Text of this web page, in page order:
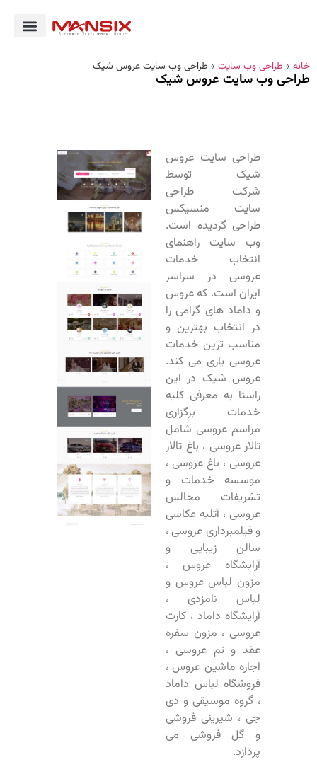
خانه »طراحی وب سایت »طراحی وب سایت عروس شیک
طراحی وب سایت عروس شیک
طراحی سایت عروس
شیک توسط
شرکت طراحی
سایت منسیکس
طراحی گردیده است.
وب سایت راهنمای
انتخاب خدمات
عروسی در سراسر
ایران است. که عروس
و داماد های گرامی را
در انتخاب بهترین و
مناسب ترین خدمات
عروسی یاری می کند.
عروس شیک در این
راستا به معرفی کلیه
خدمات برگزاری
مراسم عروسی شامل
تالار عروسی ، باغ تالار
عروسی ، باغ عروسی ،
موسسه خدمات و
تشریفات مجالس
عروسی ، آتلیه عکاسی
و فیلمبرداری عروسی ،
سالن زیبایی و
آرایشگاه عروس ،
مزون لباس عروس و
لباس نامزدی ،
آرایشگاه داماد ، کارت
عروسی ، مزون سفره
عقد و تم عروسی ،
اجاره ماشین عروس ،
فروشگاه لباس داماد
، گروه موسیقی و دی
جی ، شیرینی فروشی
و گل فروشی می
پردازد.